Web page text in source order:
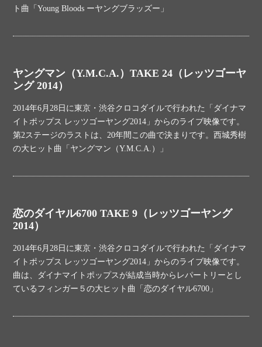
ト曲「Young Bloods ーヤングブラッズー」
ヤングマン（Y.M.C.A.）TAKE 24（レッツゴーヤ
ング 2014）
2014年6月28日に東京・渋谷クロコダイルで行われた「ダイナマ
イトポップス レッツゴーヤング2014」からのライブ映像です。
第2ステージのラストは、20年間この曲で決まりです。西城秀樹
の大ヒット曲「ヤングマン（Y.M.C.A.）」
恋のダイヤル6700 TAKE 9（レッツゴーヤング
2014）
2014年6月28日に東京・渋谷クロコダイルで行われた「ダイナマ
イトポップス レッツゴーヤング2014」からのライブ映像です。
曲は、ダイナマイトポップスが結成当時からレパートリーとし
ているフィンガー５の大ヒット曲「恋のダイヤル6700」